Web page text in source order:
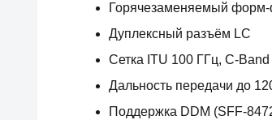
Горячезаменяемый форм-
Дуплексный разъём LC
Сетка ITU 100 ГГц, C-
Дальность передачи до
Поддержка DDM (SFF-